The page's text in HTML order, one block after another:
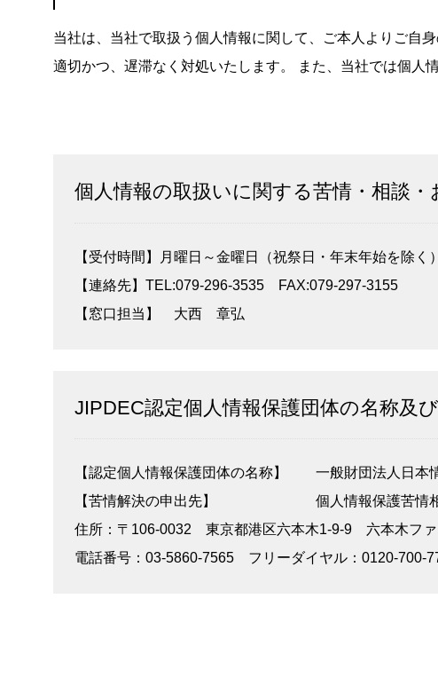
当社は、当社で取扱う個人情報に関して、ご本人よりご自
適切かつ、遅滞なく対処いたします。 また、当社では個人
個人情報の取扱いに関する苦情・相談
【受付時間】月曜日～金曜日（祝祭日・年末年始を除
【連絡先】TEL:079-296-3535 FAX:079-297-3155
【窓口担当】 大西 章弘
JIPDEC認定個人情報保護団体の名称及
【認定個人情報保護団体の名称】 一般財団法人日本
【苦情解決の申出先】 個人情報保護苦情相
住所：〒106-0032 東京都港区六本木1-9-9 六本木ファ
電話番号：03-5860-7565 フリーダイヤル：0120-700-